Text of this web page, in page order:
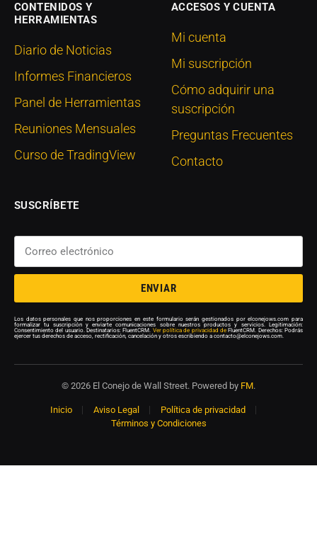
CONTENIDOS Y
HERRAMIENTAS
Diario de Noticias
Informes Financieros
Panel de Herramientas
Reuniones Mensuales
Curso de TradingView
ACCESOS Y CUENTA
Mi cuenta
Mi suscripción
Cómo adquirir una
suscripción
Preguntas Frecuentes
Contacto
SUSCRÍBETE
ENVIAR
Los datos personales que nos proporciones en este formulario serán gestionados por elconejows.com para
formalizar tu suscripción y enviarte comunicaciones sobre nuestros productos y servicios. Legitimación:
Consentimiento del usuario. Destinatarios: FluentCRM. Ver política de privacidad de FluentCRM. Derechos: Podrás
ejercer tus derechos de acceso, rectificación, cancelación y otros escribiendo a contacto@elconejows.com.
© 2026 El Conejo de Wall Street. Powered by FM.
Inicio Aviso Legal
Política de privacidad
Términos y Condiciones